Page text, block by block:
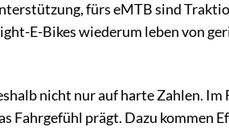
fürs eMTB sind
E-Bikes wiederum leben von
nicht nur auf harte Zahlen.
Fahrgefühl prägt. Dazu kommen